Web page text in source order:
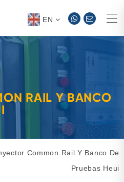
EN
RAIL Y BANCO
Common Rail Y Banco De
Pruebas Heui